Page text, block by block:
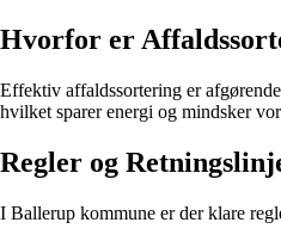
Hvorfor er
Effektiv affaldssortering er
hvilket sparer energi og mindsker
Regler og
I Ballerup kommune er der klare